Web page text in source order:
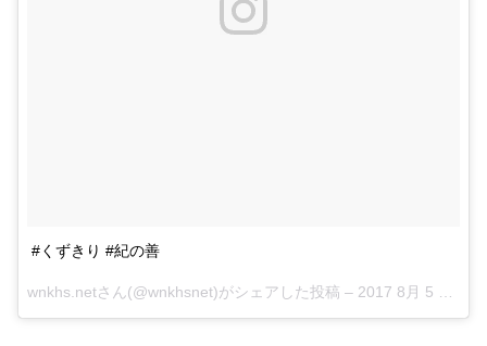
#くずきり #紀の善
wnkhs.netさん(@wnkhsnet)がシェアした投稿 – 2017 8月 5 2:24午前 PDT